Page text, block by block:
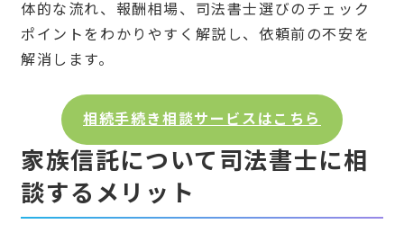
体的な流れ、報酬相場、司法書士選びのチェック
ポイントをわかりやすく解説し、依頼前の不安を
解消します。
相続手続き相談サービスはこちら
家族信託について司法書士に相
談するメリット